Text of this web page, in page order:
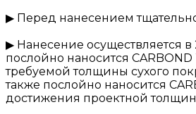
▶ Перед нанесением
▶ Нанесение осуществляется в
послойно наносится
требуемой толщины сухого
также послойно наносится
достижения проектной